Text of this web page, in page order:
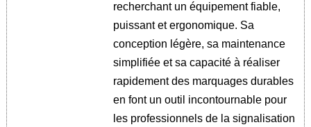
recherchant un équipement fiable,
puissant et ergonomique. Sa
conception légère, sa maintenance
simplifiée et sa capacité à réaliser
rapidement des marquages durables
en font un outil incontournable pour
les professionnels de la signalisation